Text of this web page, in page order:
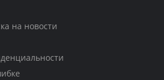
на новости